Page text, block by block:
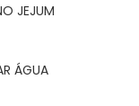
JEJUM
ÁGUA